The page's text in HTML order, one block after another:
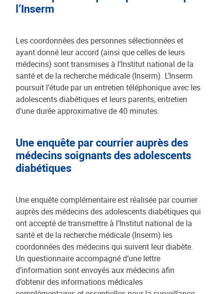
l’Inserm
Les coordonnées des personnes sélectionnées et
ayant donné leur accord (ainsi que celles de leurs
médecins) sont transmises à l’Institut national de la
santé et de la recherche médicale (Inserm). L’Inserm
poursuit l’étude par un entretien téléphonique avec les
adolescents diabétiques et leurs parents, entretien
d’une durée approximative de 40 minutes.
Une enquête par courrier auprès des
médecins soignants des adolescents
diabétiques
Une enquête complémentaire est réalisée par courrier
auprès des médecins des adolescents diabétiques qui
ont accepté de transmettre à l’Institut national de la
santé et de la recherche médicale (Inserm) les
coordonnées des médecins qui suivent leur diabète.
Un questionnaire accompagné d’une lettre
d’information sont envoyés aux médecins afin
d’obtenir des informations médicales